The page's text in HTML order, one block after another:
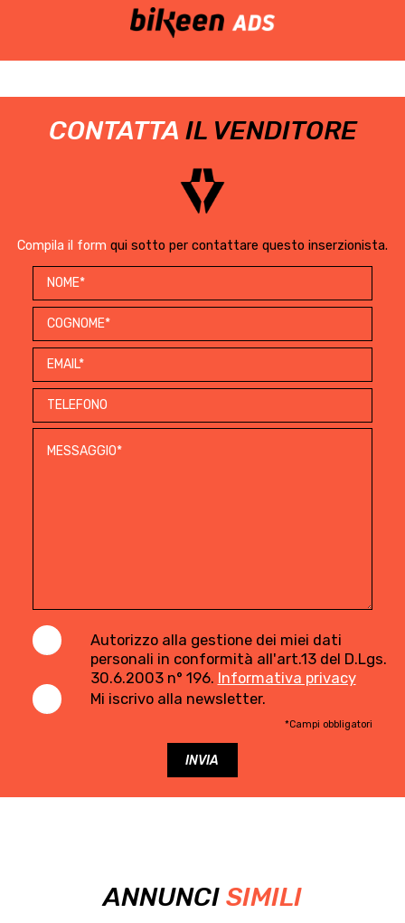
CONTATTA IL VENDITORE
Compila il form qui sotto per contattare questo inserzionista.
Autorizzo alla gestione dei miei dati
personali in conformità all'art.13 del D.Lgs.
30.6.2003 n° 196. Informativa privacy
Mi iscrivo alla newsletter.
*Campi obbligatori
ANNUNCI SIMILI